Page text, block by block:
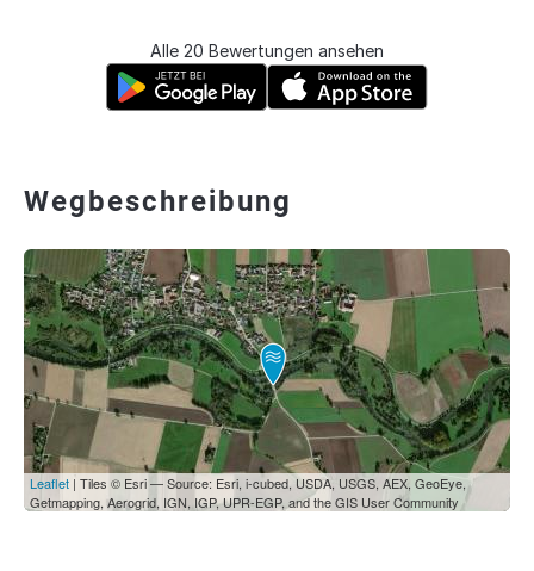
Alle 20 Bewertungen ansehen
Wegbeschreibung
Leaflet | Tiles © Esri — Source: Esri, i-cubed, USDA, USGS, AEX, GeoEye,
Getmapping, Aerogrid, IGN, IGP, UPR-EGP, and the GIS User Community